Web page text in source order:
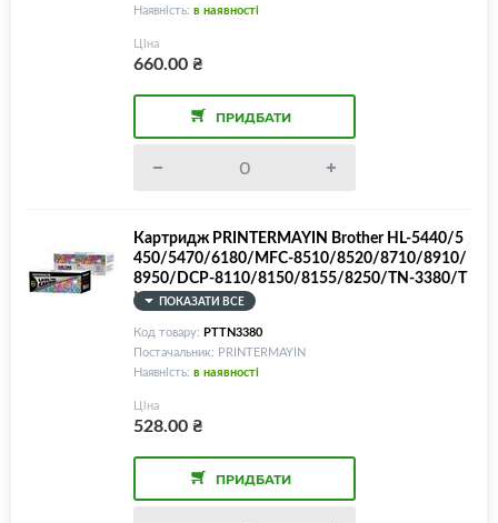
Наявність: в наявності
Ціна
660.00₴
ПРИДБАТИ
Картридж PRINTERMAYIN Brother HL-5440/5
450/5470/6180/MFC-8510/8520/8710/8910/
8950/DCP-8110/8150/8155/8250/TN-3380/T
N-720/TN-750
ПОКАЗАТИ ВСЕ
Код товару: PTTN3380
Постачальник: PRINTERMAYIN
Наявність: в наявності
Ціна
528.00₴
ПРИДБАТИ